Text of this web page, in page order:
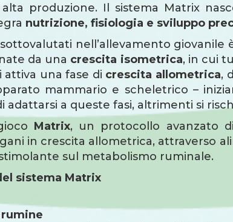
produzione. Il sistema Matrix
nutrizione, fisiologia e sviluppo
nell’allevamento giovanile
da una crescita isometrica, in cui
attiva una fase di crescita allometrica,
mammario e scheletrico –
adattarsi a queste fasi, altrimenti si
Matrix, un protocollo avanzato
in crescita allometrica, attraverso
sul metabolismo ruminale.
sistema Matrix